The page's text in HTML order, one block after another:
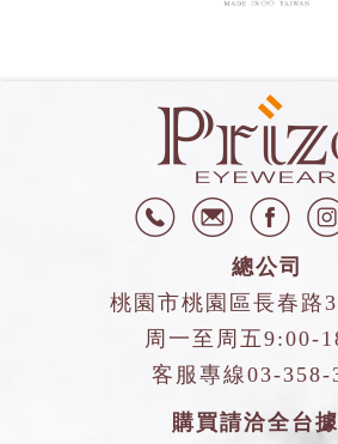
總公司
桃園市桃園區長春路
周一至周五9:00-
客服專線03-358-
購買請洽全台